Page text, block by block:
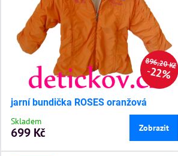
896,20 Kč
22%
jarní bundička ROSES oranžová
Skladem
699 Kč Zobrazit